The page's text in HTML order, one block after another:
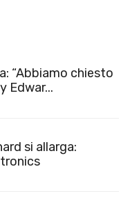
“Abbiamo chiesto
Edwar...
si allarga: